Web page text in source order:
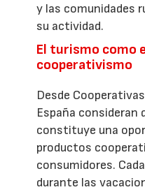
y las comunidades
su actividad.
El turismo como
cooperativismo
Desde
España consideran
constituye una
productos
consumidores.
durante las